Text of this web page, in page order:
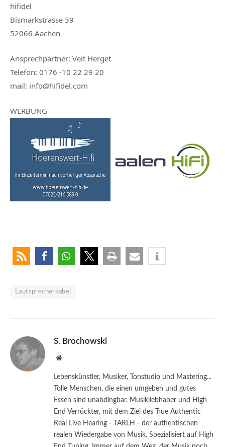
hifidel
Bismarkstrasse 39
52066 Aachen
Ansprechpartner: Veit Herget
Telefon: 0176 -10 22 29 20
mail: info@hifidel.com
WERBUNG
Lautsprecherkabel
S. Brochowski
Website
Lebenskünstler, Musiker, Tonstudio und Mastering...
Tolle Menschen, die einen umgeben und gutes
Essen sind unabdingbar. Musikliebhaber und High
End Verrückter, mit dem Ziel des True Authentic
Real Live Hearing - TARLH - der authentischen
realen Wiedergabe von Musik. Spezialisiert auf High